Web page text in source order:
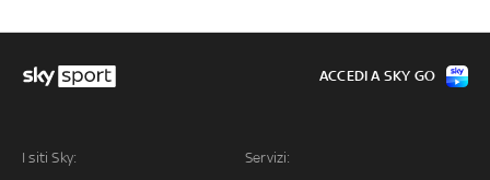
I siti Sky: Servizi:
ACCEDI A SKY GO